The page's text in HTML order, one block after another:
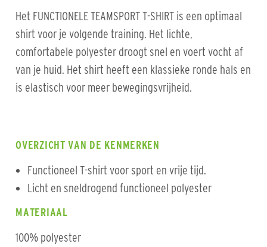
Het FUNCTIONELE TEAMSPORT T-SHIRT is een optimaal
shirt voor je volgende training. Het lichte,
comfortabele polyester droogt snel en voert vocht af
van je huid. Het shirt heeft een klassieke ronde hals en
is elastisch voor meer bewegingsvrijheid.
OVERZICHT VAN DE KENMERKEN
Functioneel T-shirt voor sport en vrije tijd.
Licht en sneldrogend functioneel polyester
MATERIAAL
100% polyester